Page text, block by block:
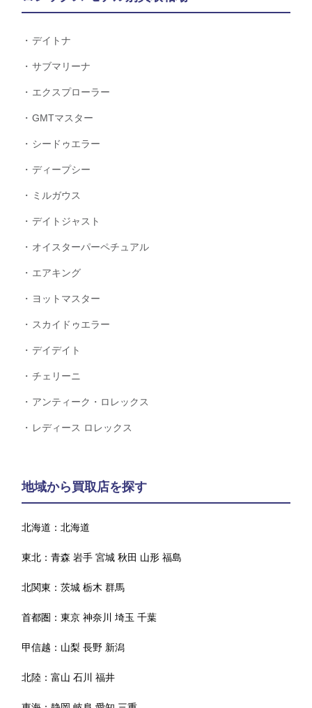
デイトナ
サブマリーナ
エクスプローラー
GMTマスター
シードゥエラー
ディープシー
ミルガウス
デイトジャスト
オイスターパーペチュアル
エアキング
ヨットマスター
スカイドゥエラー
デイデイト
チェリーニ
アンティーク・ロレックス
レディース ロレックス
地域から買取店を探す
北海道：北海道
東北：青森 岩手 宮城 秋田 山形 福島
北関東：茨城 栃木 群馬
首都圏：東京 神奈川 埼玉 千葉
甲信越： 山梨 長野 新潟
北陸：富山 石川 福井